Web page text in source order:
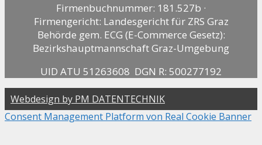
Firmenbuchnummer: 181.527b ·
Firmengericht: Landesgericht für ZRS Graz
Behörde gem. ECG (E-Commerce Gesetz):
Bezirkshauptmannschaft Graz-Umgebung
UID ATU 51263608 DGN R: 500277192
Webdesign by PM DATENTECHNIK
Consent Management Platform von Real Cookie Banner